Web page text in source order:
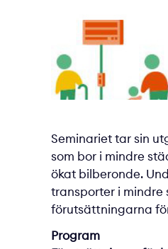
Seminariet tar sin
som bor i mindre
ökat bilberonde.
transporter i
förutsättningarna
Program